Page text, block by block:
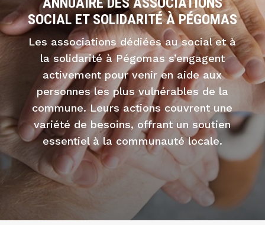
SOCIAL ET SOLIDARITÉ À PÉGOMAS
Les associations dédiées au social et à
la solidarité à Pégomas s’engagent
activement pour venir en aide aux
personnes les plus vulnérables de la
commune. Leurs actions couvrent une
variété de besoins, offrant un soutien
essentiel à la communauté locale.